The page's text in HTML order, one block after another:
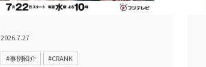
2026.7.27
#事例紹介 #CRANK